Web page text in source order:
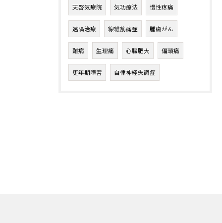
天啓気療院 気功療法 慢性疼痛
遠隔治療 線維筋痛症 腫瘍がん
難病 生理痛 心臓肥大 偏頭痛
更年期障害 自律神経失調症